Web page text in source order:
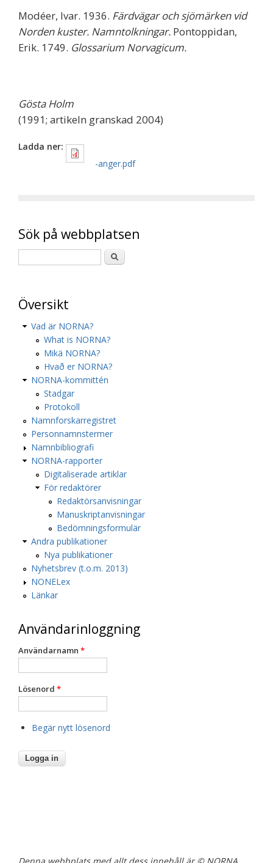
Modéer, Ivar. 1936. Färdvägar och sjömärken vid
Norden kuster. Namntolkningar. Pontoppidan,
Erik. 1749. Glossarium Norvagicum.
Gösta Holm
(1991; artikeln granskad 2004)
Ladda ner:
-anger.pdf
Sök på webbplatsen
Översikt
Vad är NORNA?
What is NORNA?
Mikä NORNA?
Hvað er NORNA?
NORNA-kommittén
Stadgar
Protokoll
Namnforskarregistret
Personnamnstermer
Namnbibliografi
NORNA-rapporter
Digitaliserade artiklar
För redaktörer
Redaktörsanvisningar
Manuskriptanvisningar
Bedömningsformulär
Andra publikationer
Nya publikationer
Nyhetsbrev (t.o.m. 2013)
NONELex
Länkar
Användarinloggning
Användarnamn *
Lösenord *
Begär nytt lösenord